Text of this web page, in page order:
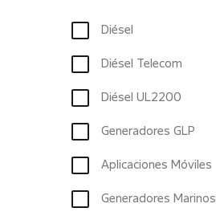
Diésel
Diésel Telecom
Diésel UL2200
Generadores GLP
Aplicaciones Móviles
Generadores Marinos